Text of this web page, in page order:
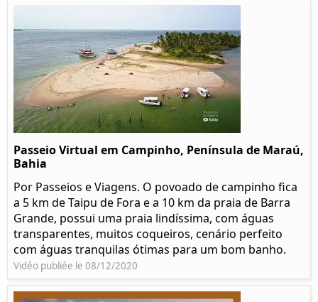
Passeio Virtual em Campinho, Península de Maraú,
Bahia
Por Passeios e Viagens. O povoado de campinho fica
a 5 km de Taipu de Fora e a 10 km da praia de Barra
Grande, possui uma praia lindíssima, com águas
transparentes, muitos coqueiros, cenário perfeito
com águas tranquilas ótimas para um bom banho.
Vidéo publiée le 08/12/2020